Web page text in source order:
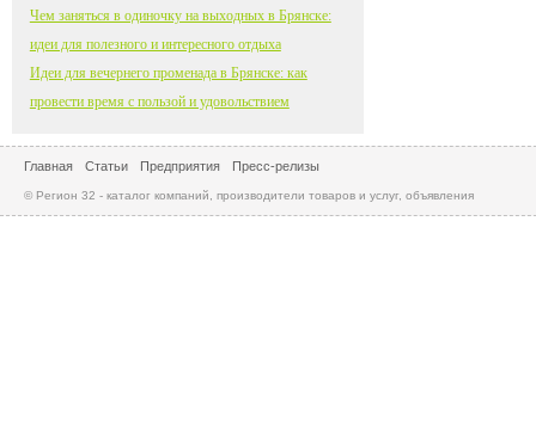
Чем заняться в одиночку на выходных в Брянске:
идеи для полезного и интересного отдыха
Идеи для вечернего променада в Брянске: как
провести время с пользой и удовольствием
Главная Статьи Предприятия Пресс-релизы
© Регион 32 - каталог компаний, производители товаров и услуг, объявления